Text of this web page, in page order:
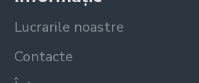
Lucrarile noastre
Contacte